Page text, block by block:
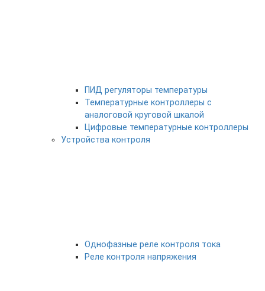
ПИД регуляторы температуры
Температурные контроллеры с
аналоговой круговой шкалой
Цифровые температурные контроллеры
Устройства контроля
Однофазные реле контроля тока
Реле контроля напряжения